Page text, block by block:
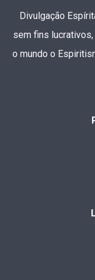
Divulgação
sem fins
o mundo o